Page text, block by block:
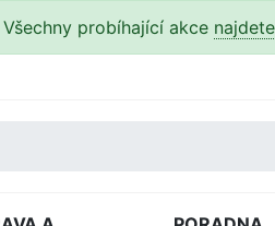
Všechny probíhající akce